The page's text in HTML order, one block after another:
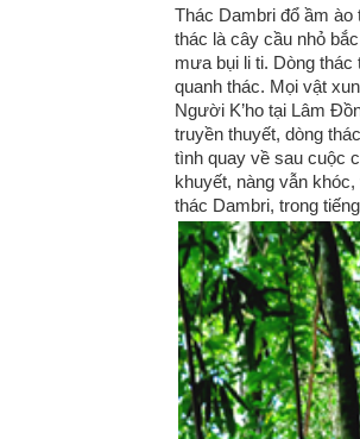
Thác Dambri đổ ầm
thác là cây cầu nhỏ
mưa bụi li ti. Dòng
quanh thác. Mọi vật
Người K’ho tại Lâm
truyền thuyết, dòng
tình quay về sau cuộc
khuyết, nàng vẫn
thác Dambri, trong